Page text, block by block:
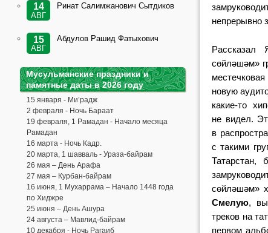
непрерывно
сөйләшәм»
новую
какие-то
не видел.
в
с такими
Татарстан,
сөйләшәм»
Смелую,
треков на
первом
14
АВГ
Ринат Салимжанович Сытдиков
15
АВГ
Абдулов Рашид Фатыхович
Мусульманские праздники и
памятные даты в 2026 году
15 января - Ми’радж
2 февраля - Ночь Бараат
19 февраля, 1 Рамадан - Начало месяца
Рамадан
16 марта - Ночь Кадр.
20 марта, 1 шавваль - Ураза-байрам
26 мая – День Арафа
27 мая – Курбан-байрам
16 июня, 1 Мухаррама – Начало 1448 года
по Хиджре
25 июня – День Ашура
24 августа – Мавлид-байрам
10 декабря - Ночь Рагаиб